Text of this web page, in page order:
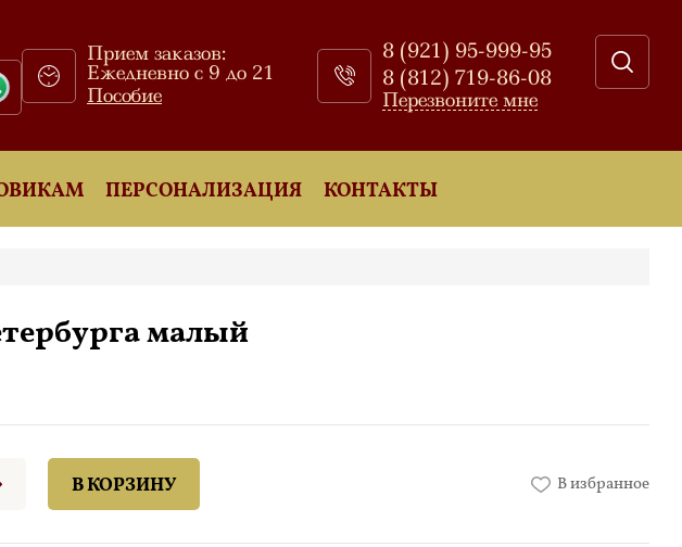
Прием заказов:
Ежедневно с 9 до 21
Пособие
8 (921) 95-999-95
8 (812) 719-86-08
Перезвоните мне
ПЕРСОНАЛИЗАЦИЯ КОНТАКТЫ
малый
В КОРЗИНУ В избранное